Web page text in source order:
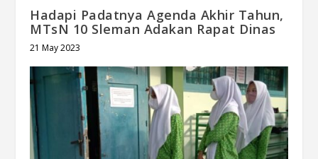
Hadapi Padatnya Agenda Akhir Tahun,
MTsN 10 Sleman Adakan Rapat Dinas
21 May 2023